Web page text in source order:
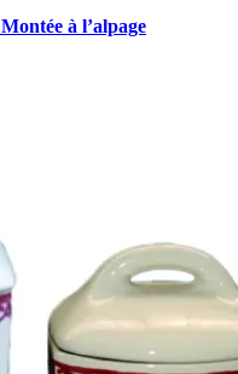
à l’alpage